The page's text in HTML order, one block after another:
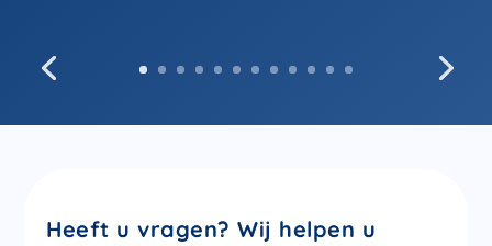
Heeft u vragen? Wij helpen u